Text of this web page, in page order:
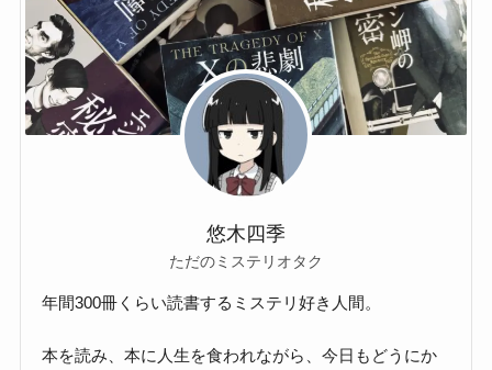
悠木四季
ただのミステリオタク
年間300冊くらい読書するミステリ好き人間。
本を読み、本に人生を食われながら、今日もどうにか